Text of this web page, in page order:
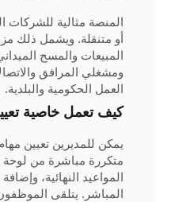
المنصة مثالية للشركات
أو متنقلة. ويشمل ذلك
المبيعات والمسح
ومشغلي المرافق
العمل الحكومية والبلدية.
كيف تعمل خاصية
يمكن للمديرين تعيين
متكررة مباشرة من لوحة
المواعيد النهائية،
المباشر. يتلقى